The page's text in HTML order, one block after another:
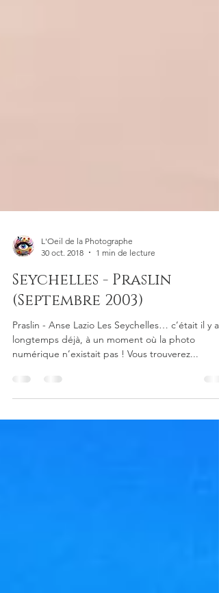
30 oct. 2018
1 min de lecture
Seychelles - Praslin
(Septembre 2003)
Praslin - Anse Lazio Les Seychelles… c’était il y a
numérique n’existait pas ! Vous trouverez...